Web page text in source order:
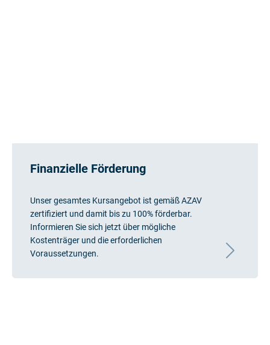
Finanzielle Förderung
Unser gesamtes Kursangebot ist gemäß AZAV
zertifiziert und damit bis zu 100% förderbar.
Informieren Sie sich jetzt über mögliche
Kostenträger und die erforderlichen
Voraussetzungen.